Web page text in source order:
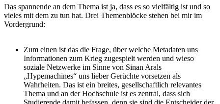
Das spannende an dem Thema ist ja, dass es so vielfältig ist und so
vieles mit dem zu tun hat. Drei Themenblöcke stehen bei mir im
Vordergrund:
Zum einen ist das die Frage, über welche Metadaten uns
Informationen zum Krieg zugespielt werden und wieso
soziale Netzwerke im Sinne von Sinan Arals
„Hypemachines“ uns lieber Gerüchte vorsetzen als
Wahrheiten. Das ist ein breites, gesellschaftlich relevantes
Thema und an der Hochschule ist es zentral, dass sich
Studierende damit befassen, denn sie sind die Entscheider der